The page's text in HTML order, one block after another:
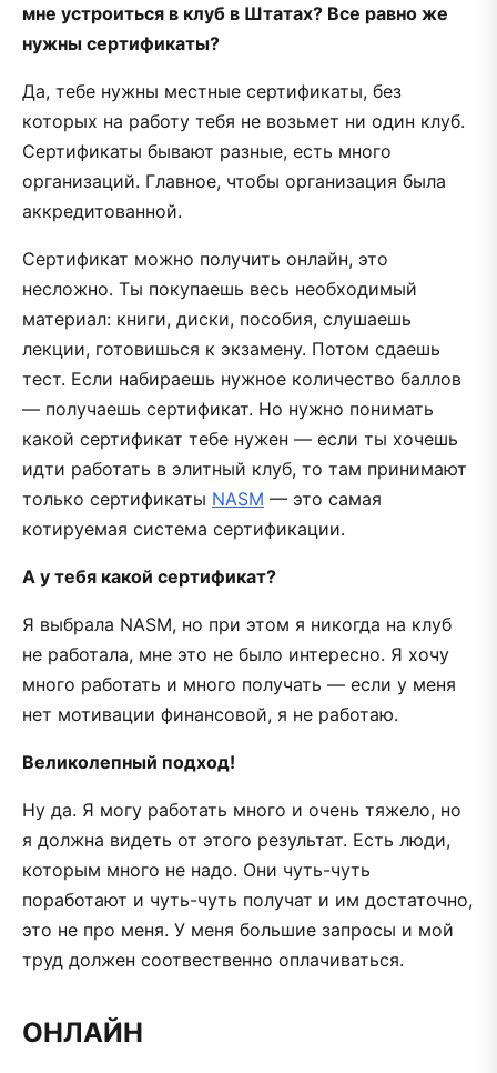
мне устроиться в клуб в Штатах? Все равно же
нужны сертификаты?
Да, тебе нужны местные сертификаты, без
которых на работу тебя не возьмет ни один клуб.
Сертификаты бывают разные, есть много
организаций. Главное, чтобы организация была
аккредитованной.
Сертификат можно получить онлайн, это
несложно. Ты покупаешь весь необходимый
материал: книги, диски, пособия, слушаешь
лекции, готовишься к экзамену. Потом сдаешь
тест. Если набираешь нужное количество баллов
— получаешь сертификат. Но нужно понимать
какой сертификат тебе нужен — если ты хочешь
идти работать в элитный клуб, то там принимают
только сертификаты NASM — это самая
котируемая система сертификации.
А у тебя какой сертификат?
Я выбрала NASM, но при этом я никогда на клуб
не работала, мне это не было интересно. Я хочу
много работать и много получать — если у меня
нет мотивации финансовой, я не работаю.
Великолепный подход!
Ну да. Я могу работать много и очень тяжело, но
я должна видеть от этого результат. Есть люди,
которым много не надо. Они чуть-чуть
поработают и чуть-чуть получат и им достаточно,
это не про меня. У меня большие запросы и мой
труд должен соотвественно оплачиваться.
ОНЛАЙН